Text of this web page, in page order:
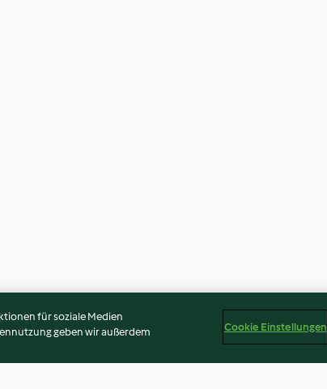
für soziale Medien
geben wir außerdem
Cookie Einstellungen